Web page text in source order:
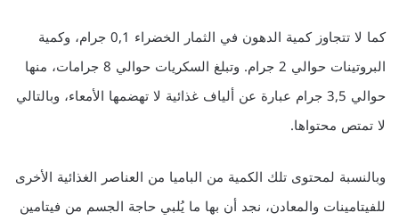
كما لا تتجاوز كمية الدهون في الثمار الخضراء 0,1 جرام، وكمية
البروتينات حوالي 2 جرام. وتبلغ السكريات حوالي 8 جرامات، منها
حوالي 3,5 جرام عبارة عن ألياف غذائية لا تهضمها الأمعاء، وبالتالي
لا تمتص محتواها.
وبالنسبة لمحتوى تلك الكمية من الباميا من العناصر الغذائية الأخرى
للفيتامينات والمعادن، نجد أن بها ما يُلبي حاجة الجسم من فيتامين